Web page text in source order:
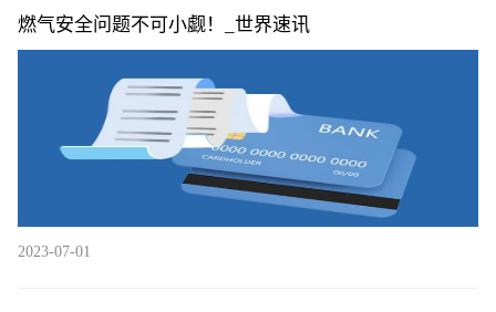
燃气安全问题不可小觑！_世界速讯
2023-07-01